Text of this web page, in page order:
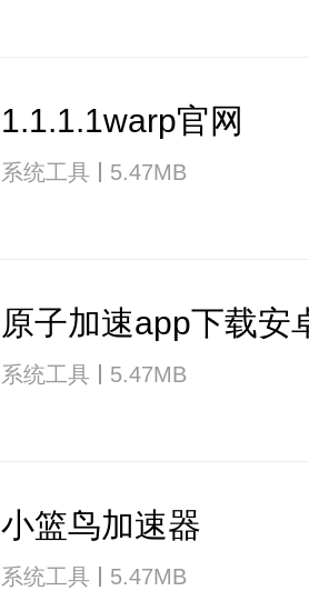
1.1.1.1warp官网
系统工具 5.47MB
原子加速app下载安
系统工具 5.47MB
小篮鸟加速器
系统工具 5.47MB